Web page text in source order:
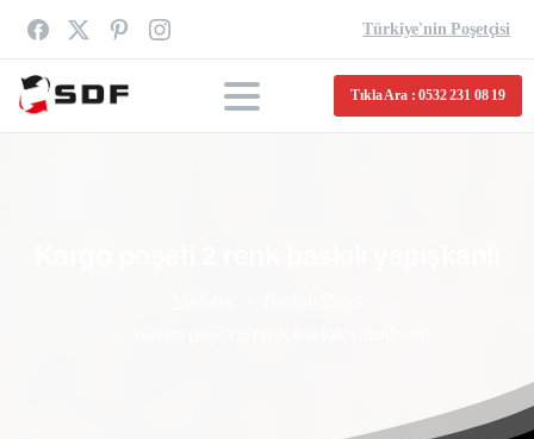
Türkiye'nin Poşetçisi
Tıkla Ara : 0532 231 08 19